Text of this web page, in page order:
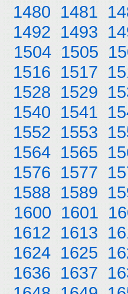
1480 1481
1492 1493
1504 1505
1516 1517
1528 1529
1540 1541
1552 1553
1564 1565
1576 1577
1588 1589
1600 1601
1612 1613
1624 1625
1636 1637